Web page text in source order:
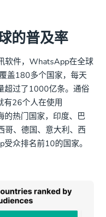
境电商行业的应用场
的普及率
软件，WhatsApp在全球
盖180多个国家，每天
超过了1000亿条。通俗
有26个人在使用
热门国家，印度、巴
哥、德国、意大利、西
众排名前10的国家。